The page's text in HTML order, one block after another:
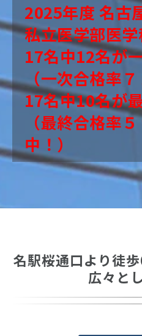
2025年度 名
私立医学部医
17名中12名が
（一次合格率７
17名中10名が
（最終合格率
中！）
名駅桜通口より徒
広々と